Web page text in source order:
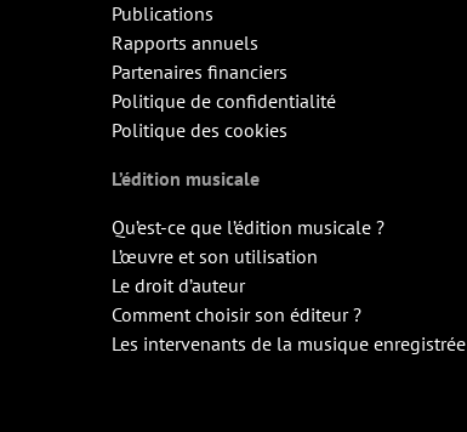
Publications
Rapports annuels
Partenaires financiers
Politique de confidentialité
Politique des cookies
L’édition musicale
Qu’est-ce que l’édition musicale ?
L’œuvre et son utilisation
Le droit d’auteur
Comment choisir son éditeur ?
Les intervenants de la musique enregistrée